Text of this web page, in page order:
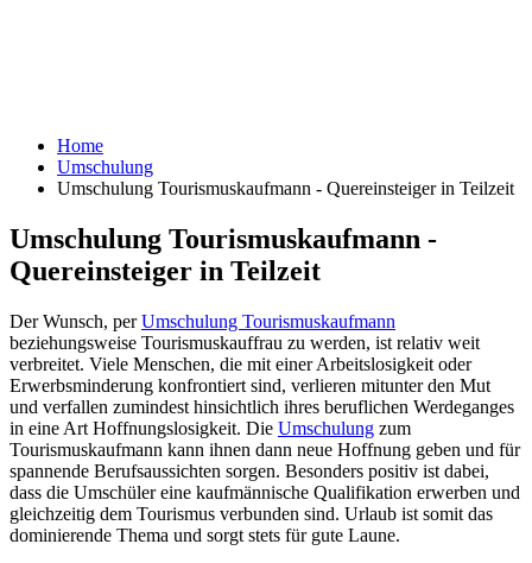
Home
Umschulung
Umschulung Tourismuskaufmann - Quereinsteiger in Teilzeit
Umschulung Tourismuskaufmann -
Quereinsteiger in Teilzeit
Der Wunsch, perUmschulung Tourismuskaufmann
beziehungsweise Tourismuskauffrau zu werden, ist relativ weit
verbreitet. Viele Menschen, die mit einer Arbeitslosigkeit oder
Erwerbsminderung konfrontiert sind, verlieren mitunter den Mut
und verfallen zumindest hinsichtlich ihres beruflichen Werdeganges
in eine Art Hoffnungslosigkeit. Die Umschulung zum
Tourismuskaufmann kann ihnen dann neue Hoffnung geben und für
spannende Berufsaussichten sorgen. Besonders positiv ist dabei,
dass die Umschüler eine kaufmännische Qualifikation erwerben und
gleichzeitig dem Tourismus verbunden sind. Urlaub ist somit das
dominierende Thema und sorgt stets für gute Laune.